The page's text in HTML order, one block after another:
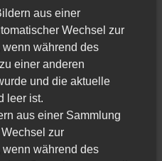
aus einer
Wechsel zur
während des
einer anderen
und die aktuelle
leer ist.
aus einer Sammlung
zur
während des